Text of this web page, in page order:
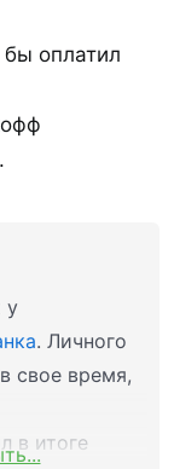
оплатил
у
. Личного
свое время,
в итоге